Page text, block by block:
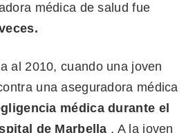
médica de salud fue
al 2010, cuando una joven
una aseguradora médica
médica durante el
de Marbella . A la joven